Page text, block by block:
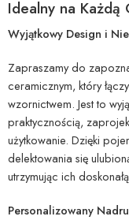
Idealny na Każdą
Wyjątkowy Design i
Zapraszamy do
ceramicznym, który
wzornictwem. Jest to
praktycznością,
użytkowanie. Dzięki
delektowania się
utrzymując ich
Personalizowany